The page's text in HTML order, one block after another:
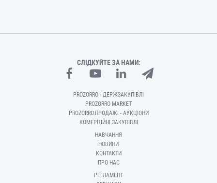
СЛІДКУЙТЕ ЗА НАМИ:
PROZORRO - ДЕРЖЗАКУПІВЛІ
PROZORRO MARKET
PROZORRO.ПРОДАЖІ - АУКЦІОНИ
КОМЕРЦІЙНІ ЗАКУПІВЛІ
НАВЧАННЯ
НОВИНИ
КОНТАКТИ
ПРО НАС
РЕГЛАМЕНТ